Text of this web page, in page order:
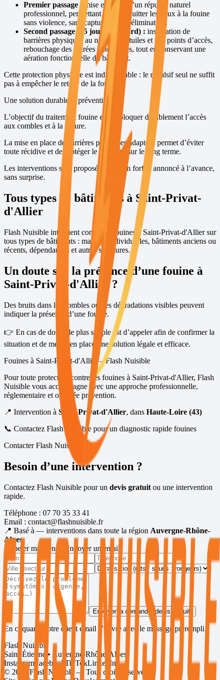
Premier passage :
mise en place d’un répulsif naturel
professionnel, permettant de faire quitter les lieux à la fouine
sans violence, sans capture et sans élimination.
Second passage (15 jours plus tard) : installation de
barrières physiques au niveau des tuiles et des points d’accès,
rebouchage des entrées potentielles, tout en conservant une
aération fonctionnelle du bâtiment.
Cette protection physique est indispensable : le répulsif seul ne suffit
pas à empêcher le retour de la fouine.
Une solution durable et préventive
L’objectif du traitement fouine est de bloquer durablement l’accès
aux combles et à la toiture.
La mise en place de barrières physiques adaptées permet d’éviter
toute récidive et de protéger le bâtiment sur le long terme.
Les interventions sont proposées avec un forfait annoncé à l’avance,
sans surprise.
Tous types de bâtiments à Saint-Privat-
d'Allier
Flash Nuisible intervient contre les fouines àSaint-Privat-d'Alliersur
tous types de bâtiments : maisons individuelles, bâtiments anciens ou
récents, dépendances et autres structures.
Un doute sur la présence d’une fouine à
Saint-Privat-d'Allier ?
Des bruits dans les combles ou des dégradations visibles peuvent
indiquer la présence d’une fouine.
👉 En cas de doute, le plus simple est d’appeler afin de confirmer la
situation et de mettre en place une solution légale et efficace.
Fouines à Saint-Privat-d'Allier – Flash Nuisible
Pour toute protection contre les fouines à Saint-Privat-d'Allier, Flash
Nuisible vous accompagne avec une approche professionnelle,
réglementaire et orientée prévention.
📍 Intervention à Saint-Privat-d'Allier, dans Haute-Loire (43)
📞 Contactez Flash Nuisible pour un diagnostic rapide fouines
Contacter Flash Nuisible
Besoin d’une intervention ?
Contactez Flash Nuisible pour un devis gratuit ou une intervention
rapide.
Téléphone : 07 70 35 33 41
Email : contact@flashnuisible.fr
📍 Basé à — interventions dans toute la région Auvergne-Rhône-
Alpes.
Appeler maintenant
Envoyer un email
Envoyer la demande (devis gratuit)
En cliquant, votre client email s’ouvre avec le message prérempli.
Flash Nuisible
Saint-Étienne • Auvergne-Rhône-Alpes
Instagram Facebook TikTokLinkedIn
© 2026
Flash Nuisible — Tous droits réservés.